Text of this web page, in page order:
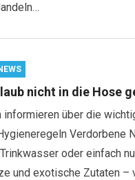
nicht in die Hose
informieren über die
Verdorbene
oder einfach
und exotische Zutaten –